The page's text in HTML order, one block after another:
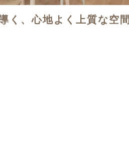
く、心地よく上質な空間